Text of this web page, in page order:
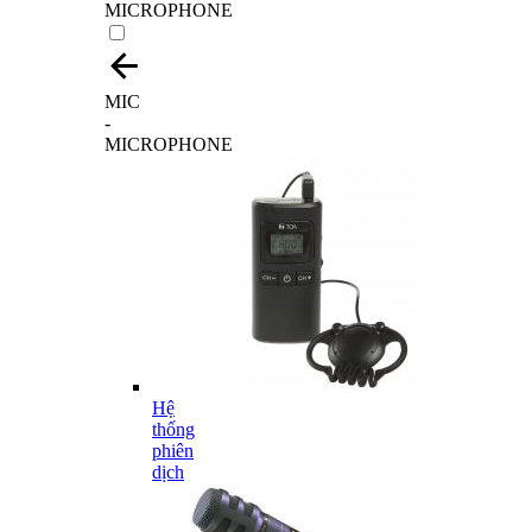
MICROPHONE
MIC
-
MICROPHONE
Hệ
thống
phiên
dịch